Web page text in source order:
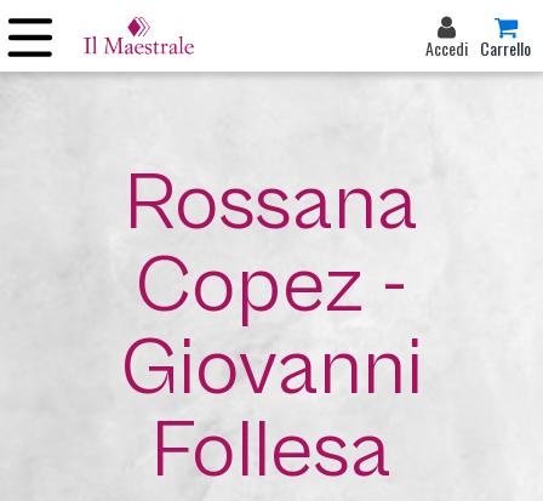
Accedi Carrello
Rossana
Copez -
Giovanni
Follesa